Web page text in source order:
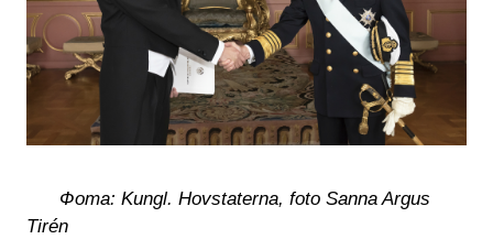
Фота: Kungl. Hovstaterna, foto Sanna Argus
Tirén